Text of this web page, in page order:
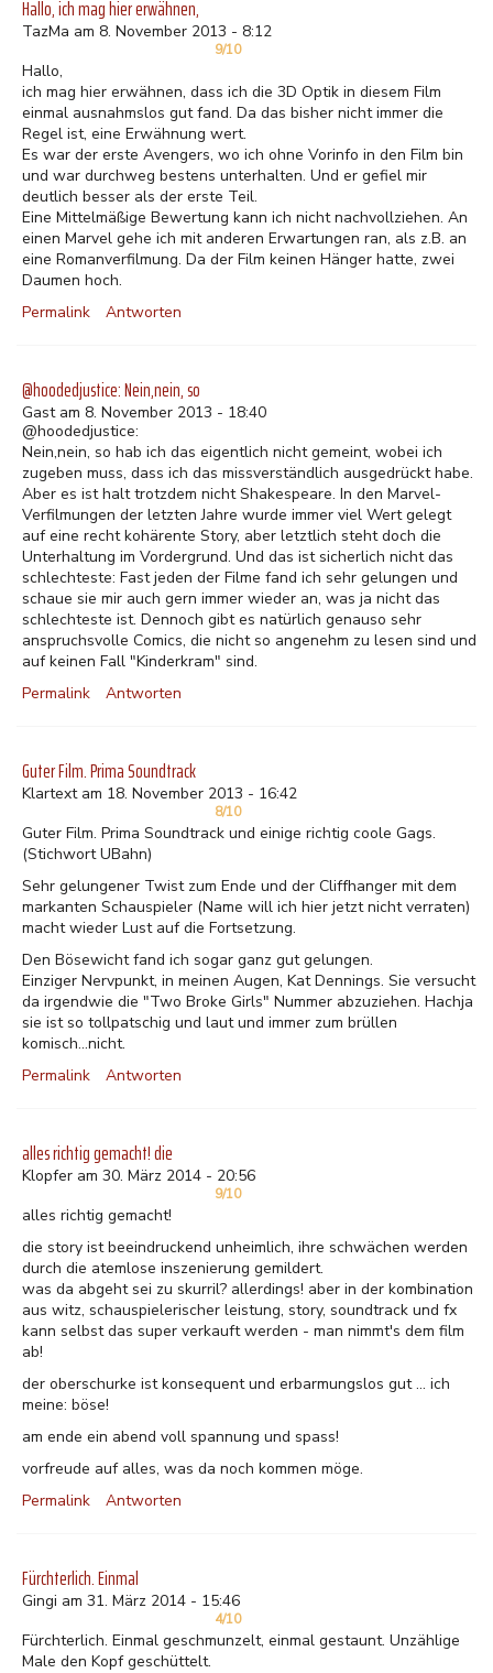
Hallo, ich mag hier erwähnen,
TazMa am 8. November 2013 - 8:12
9/10
Hallo,
ich mag hier erwähnen, dass ich die 3D Optik in diesem Film
einmal ausnahmslos gut fand. Da das bisher nicht immer die
Regel ist, eine Erwähnung wert.
Es war der erste Avengers, wo ich ohne Vorinfo in den Film bin
und war durchweg bestens unterhalten. Und er gefiel mir
deutlich besser als der erste Teil.
Eine Mittelmäßige Bewertung kann ich nicht nachvollziehen. An
einen Marvel gehe ich mit anderen Erwartungen ran, als z.B. an
eine Romanverfilmung. Da der Film keinen Hänger hatte, zwei
Daumen hoch.
Permalink
Antworten
@hoodedjustice: Nein,nein, so
Gast am 8. November 2013 - 18:40
@hoodedjustice:
Nein,nein, so hab ich das eigentlich nicht gemeint, wobei ich
zugeben muss, dass ich das missverständlich ausgedrückt habe.
Aber es ist halt trotzdem nicht Shakespeare. In den Marvel-
Verfilmungen der letzten Jahre wurde immer viel Wert gelegt
auf eine recht kohärente Story, aber letztlich steht doch die
Unterhaltung im Vordergrund. Und das ist sicherlich nicht das
schlechteste: Fast jeden der Filme fand ich sehr gelungen und
schaue sie mir auch gern immer wieder an, was ja nicht das
schlechteste ist. Dennoch gibt es natürlich genauso sehr
anspruchsvolle Comics, die nicht so angenehm zu lesen sind und
auf keinen Fall "Kinderkram" sind.
Permalink
Antworten
Guter Film. Prima Soundtrack
Klartext am 18. November 2013 - 16:42
8/10
Guter Film. Prima Soundtrack und einige richtig coole Gags.
(Stichwort UBahn)
Sehr gelungener Twist zum Ende und der Cliffhanger mit dem
markanten Schauspieler (Name will ich hier jetzt nicht verraten)
macht wieder Lust auf die Fortsetzung.
Den Bösewicht fand ich sogar ganz gut gelungen.
Einziger Nervpunkt, in meinen Augen, Kat Dennings. Sie versucht
da irgendwie die "Two Broke Girls" Nummer abzuziehen. Hachja
sie ist so tollpatschig und laut und immer zum brüllen
komisch...nicht.
Permalink
Antworten
alles richtig gemacht! die
Klopfer am 30. März 2014 - 20:56
9/10
alles richtig gemacht!
die story ist beeindruckend unheimlich, ihre schwächen werden
durch die atemlose inszenierung gemildert.
was da abgeht sei zu skurril? allerdings! aber in der kombination
aus witz, schauspielerischer leistung, story, soundtrack und fx
kann selbst das super verkauft werden - man nimmt's dem film
ab!
der oberschurke ist konsequent und erbarmungslos gut ... ich
meine: böse!
am ende ein abend voll spannung und spass!
vorfreude auf alles, was da noch kommen möge.
Permalink
Antworten
Fürchterlich. Einmal
Gingi am 31. März 2014 - 15:46
4/10
Fürchterlich. Einmal geschmunzelt, einmal gestaunt. Unzählige
Male den Kopf geschüttelt.